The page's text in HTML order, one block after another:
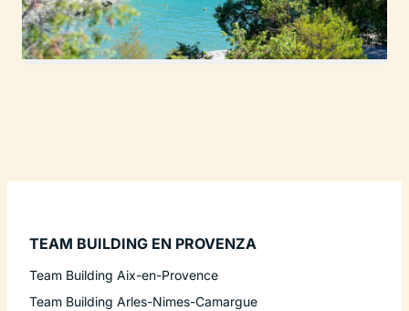
TEAM BUILDING EN PROVENZA
Team Building Aix-en-Provence
Team Building Arles-Nimes-Camargue